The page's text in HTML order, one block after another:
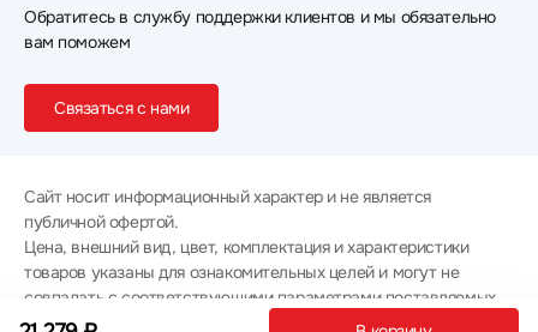
Обратитесь в службу поддержки клиентов и мы обязательно
вам поможем
Связаться с нами
Сайт носит информационный характер и не является
публичной офертой.
Цена, внешний вид, цвет, комплектация и характеристики
товаров указаны для ознакомительных целей и могут не
совпадать с соответствующими параметрами поставляемых
товаров - уточняйте информацию у менеджера при